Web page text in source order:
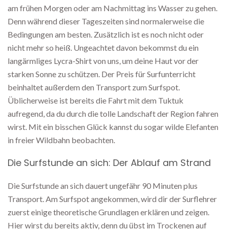
am frühen Morgen oder am Nachmittag ins Wasser zu gehen.
Denn während dieser Tageszeiten sind normalerweise die
Bedingungen am besten. Zusätzlich ist es noch nicht oder
nicht mehr so heiß. Ungeachtet davon bekommst du ein
langärmliges Lycra-Shirt von uns, um deine Haut vor der
starken Sonne zu schützen. Der Preis für Surfunterricht
beinhaltet außerdem den Transport zum Surfspot.
Üblicherweise ist bereits die Fahrt mit dem Tuktuk
aufregend, da du durch die tolle Landschaft der Region fahren
wirst. Mit ein bisschen Glück kannst du sogar wilde Elefanten
in freier Wildbahn beobachten.
Die Surfstunde an sich: Der Ablauf am Strand
Die Surfstunde an sich dauert ungefähr 90 Minuten plus
Transport. Am Surfspot angekommen, wird dir der Surflehrer
zuerst einige theoretische Grundlagen erklären und zeigen.
Hier wirst du bereits aktiv, denn du übst im Trockenen auf